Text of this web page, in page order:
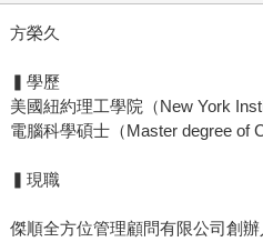
方榮久
▍學歷
美國紐約理工學院（New York
電腦科學碩士（Master degree of
▍現職
傑順全方位管理顧問有限公司創辦